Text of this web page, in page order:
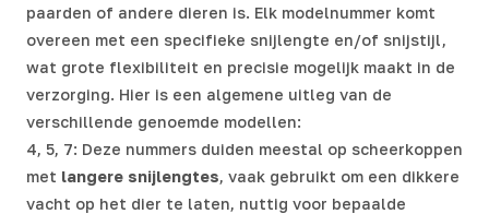
paarden of andere dieren is. Elk modelnummer komt
overeen met een specifieke snijlengte en/of snijstijl,
wat grote flexibiliteit en precisie mogelijk maakt in de
verzorging. Hier is een algemene uitleg van de
verschillende genoemde modellen:
4, 5, 7: Deze nummers duiden meestal op scheerkoppen
met langere snijlengtes, vaak gebruikt om een dikkere
vacht op het dier te laten, nuttig voor bepaalde